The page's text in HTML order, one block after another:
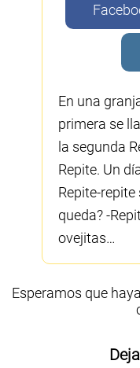
En una
primera se
la segunda
Repite. Un
Repite-
queda? -
ovejitas…
Esperamos que